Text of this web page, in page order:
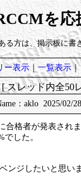
を応
る方は、掲示板に書
ー表示｜一覧表示｜
[ スレッド内全
：aklo 2025/02/
合格者が発表され
した。
ンジしたいと思い